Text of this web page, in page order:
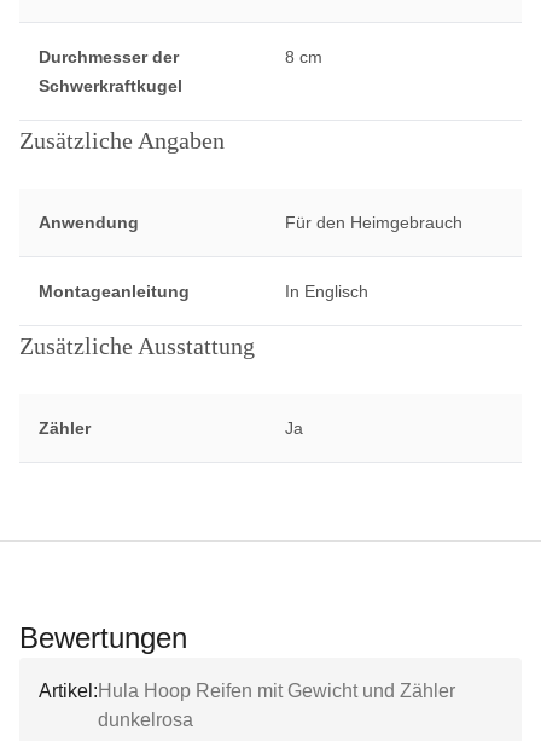
Durchmesser der
Schwerkraftkugel
8 cm
Zusätzliche Angaben
Anwendung Für den Heimgebrauch
Montageanleitung In Englisch
Zusätzliche Ausstattung
Zähler Ja
Bewertungen
Artikel: Hula Hoop Reifen mit Gewicht und Zähler
dunkelrosa